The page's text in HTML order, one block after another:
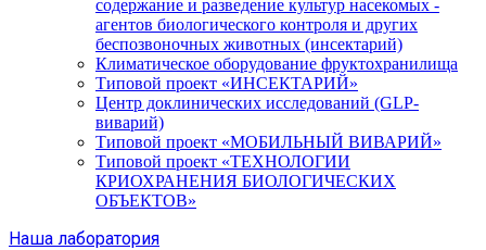
содержание и разведение культур насекомых -
агентов биологического контроля и других
беспозвоночных животных (инсектарий)
Климатическое оборудование фруктохранилища
Типовой проект «ИНСЕКТАРИЙ»
Центр доклинических исследований (GLP-
виварий)
Типовой проект «МОБИЛЬНЫЙ ВИВАРИЙ»
Типовой проект «ТЕХНОЛОГИИ
КРИОХРАНЕНИЯ БИОЛОГИЧЕСКИХ
ОБЪЕКТОВ»
Наша лаборатория